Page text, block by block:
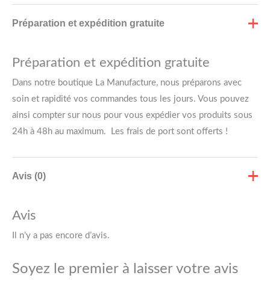
Préparation et expédition gratuite
Préparation et expédition gratuite
Dans notre boutique La Manufacture, nous préparons avec
soin et rapidité vos commandes tous les jours. Vous pouvez
ainsi compter sur nous pour vous expédier vos produits sous
24h à 48h au maximum. Les frais de port sont offerts !
Avis (0)
Avis
Il n’y a pas encore d’avis.
Soyez le premier à laisser votre avis